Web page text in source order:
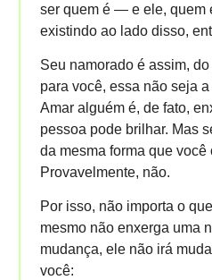
ser quem é — e ele,
existindo ao lado disso,
Seu namorado é assim,
para você, essa não seja
Amar alguém é, de fato,
pessoa pode brilhar. Mas
da mesma forma que você
Provavelmente, não.
Por isso, não importa o
mesmo não enxerga uma
mudança, ele não irá
você: